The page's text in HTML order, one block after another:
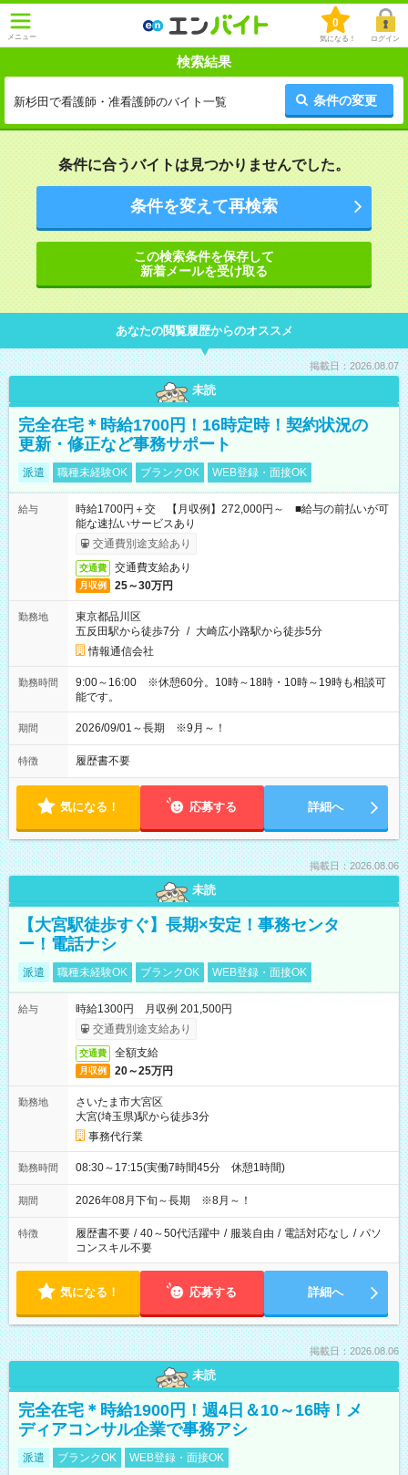
メニュー
0
気になる！ ログイン
検索結果
新杉田で看護師・准看護師のバイト一覧 条件の変更
条件に合うバイトは見つかりませんでした。
条件を変えて再検索
この検索条件を保存して
新着メールを受け取る
あなたの閲覧履歴からのオススメ
掲載日：2026.08.07
未読
完全在宅＊時給1700円！16時定時！契約状況の
更新・修正など事務サポート
派遣 職種未経験OK ブランクOK WEB登録・面接OK
給与
時給1700円＋交 【月収例】272,000円～ ■給与の前払いが可
能な速払いサービスあり
交通費別途支給あり
交通費 交通費支給あり
月収例 25～30万円
勤務地
東京都品川区
五反田駅から徒歩7分 / 大崎広小路駅から徒歩5分
情報通信会社
勤務時間
9:00～16:00 ※休憩60分。10時～18時・10時～19時も相談可
能です。
期間 2026/09/01～長期 ※9月～！
特徴 履歴書不要
気になる！ 応募する 詳細へ
掲載日：2026.08.06
未読
【大宮駅徒歩すぐ】長期×安定！事務センタ
ー！電話ナシ
派遣 職種未経験OK ブランクOK WEB登録・面接OK
給与
時給1300円 月収例 201,500円
交通費別途支給あり
交通費 全額支給
月収例 20～25万円
勤務地
さいたま市大宮区
大宮(埼玉県)駅から徒歩3分
事務代行業
勤務時間 08:30～17:15(実働7時間45分 休憩1時間)
期間 2026年08月下旬～長期 ※8月～！
特徴 履歴書不要 / 40～50代活躍中 / 服装自由 / 電話対応なし / パソ
コンスキル不要
気になる！ 応募する 詳細へ
掲載日：2026.08.06
未読
完全在宅＊時給1900円！週4日＆10～16時！メ
ディアコンサル企業で事務アシ
派遣 ブランクOK WEB登録・面接OK